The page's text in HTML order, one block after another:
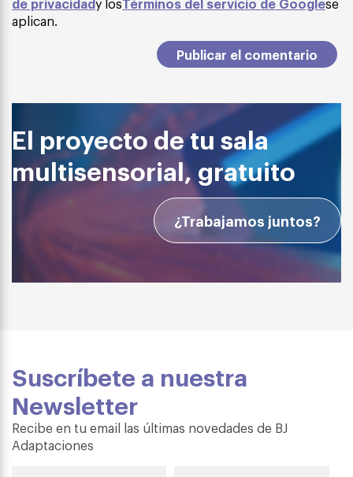
aplican.
El proyecto de tu sala
multisensorial, gratuito
¿Trabajamos juntos?
Suscríbete a nuestra
Newsletter
Recibe en tu email las últimas novedades de BJ
Adaptaciones